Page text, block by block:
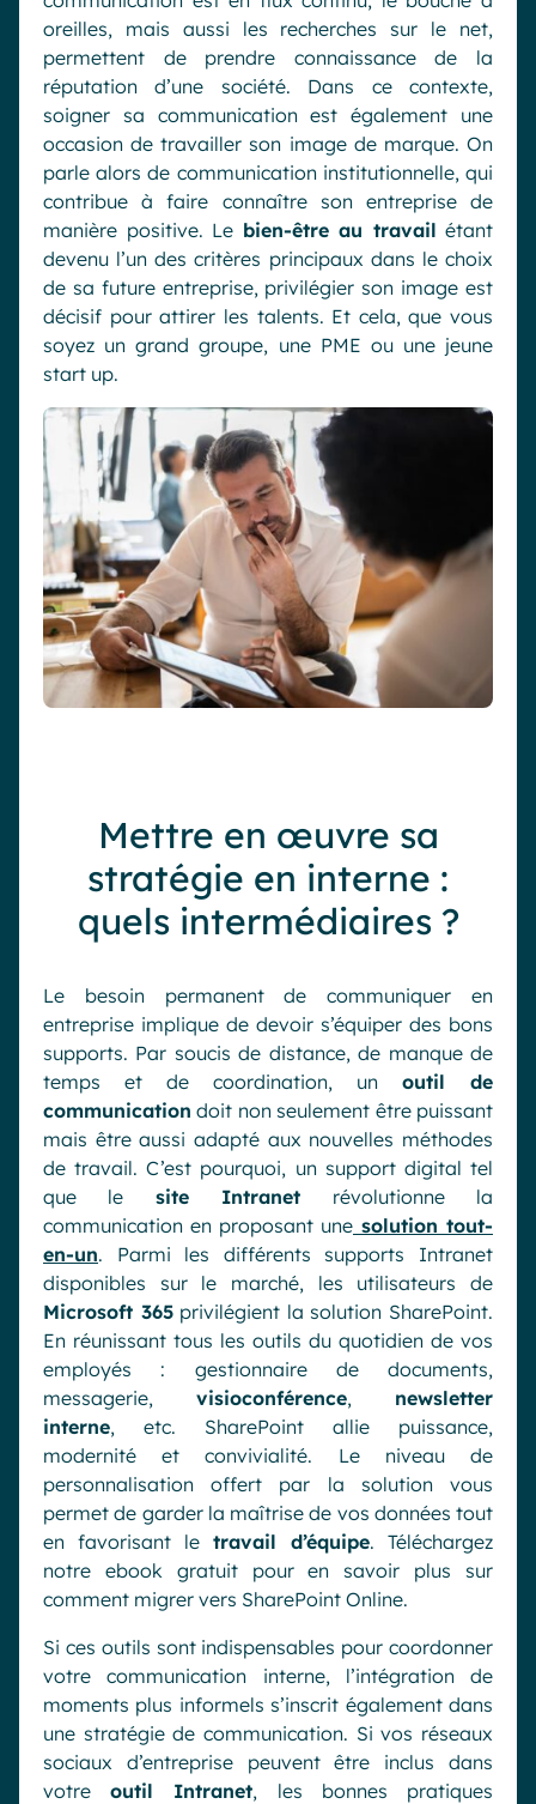
oreilles, mais aussi les recherches sur le net,
permettent de prendre connaissance de la
réputation d’une société. Dans ce contexte,
soigner sa communication est également une
occasion de travailler son image de marque. On
parle alors de communication institutionnelle, qui
contribue à faire connaître son entreprise de
manière positive. Le bien-être au travail étant
devenu l’un des critères principaux dans le choix
de sa future entreprise, privilégier son image est
décisif pour attirer les talents. Et cela, que vous
soyez un grand groupe, une PME ou une jeune
start up.
Mettre en œuvre sa
stratégie en interne :
quels intermédiaires ?
Le besoin permanent de communiquer en
entreprise implique de devoir s’équiper des bons
supports. Par soucis de distance, de manque de
temps et de coordination, un outil de
communication doit non seulement être puissant
mais être aussi adapté aux nouvelles méthodes
de travail. C’est pourquoi, un support digital tel
que le site Intranet révolutionne la
communication en proposant une solution tout-
en-un. Parmi les différents supports Intranet
disponibles sur le marché, les utilisateurs de
Microsoft 365privilégient la solution SharePoint.
En réunissant tous les outils du quotidien de vos
employés : gestionnaire de documents,
messagerie, visioconférence, newsletter
interne, etc. SharePoint allie puissance,
modernité et convivialité. Le niveau de
personnalisation offert par la solution vous
permet de garder la maîtrise de vos données tout
en favorisant le travail d’équipe. Téléchargez
notre ebook gratuit pour en savoir plus sur
comment migrer vers SharePoint Online.
Si ces outils sont indispensables pour coordonner
votre communication interne, l’intégration de
moments plus informels s’inscrit également dans
une stratégie de communication. Si vos réseaux
sociaux d’entreprise peuvent être inclus dans
votreoutil Intranet, les bonnes pratiques